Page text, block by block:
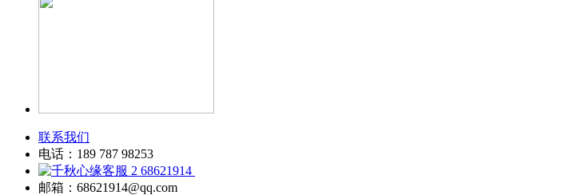
联系我们
电话：189 787 98253
68621914
邮箱：68621914@qq.com